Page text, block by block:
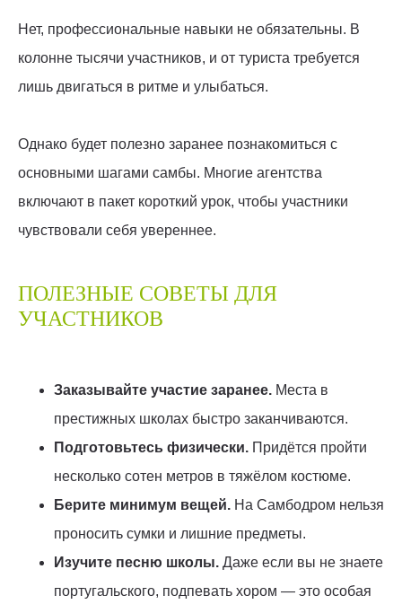
Нет, профессиональные навыки не обязательны. В
колонне тысячи участников, и от туриста требуется
лишь двигаться в ритме и улыбаться.
Однако будет полезно заранее познакомиться с
основными шагами самбы. Многие агентства
включают в пакет короткий урок, чтобы участники
чувствовали себя увереннее.
ПОЛЕЗНЫЕ СОВЕТЫ ДЛЯ
УЧАСТНИКОВ
Заказывайте участие заранее. Места в
престижных школах быстро заканчиваются.
Подготовьтесь физически. Придётся пройти
несколько сотен метров в тяжёлом костюме.
Берите минимум вещей. На Самбодром нельзя
проносить сумки и лишние предметы.
Изучите песню школы. Даже если вы не знаете
португальского, подпевать хором — это особая